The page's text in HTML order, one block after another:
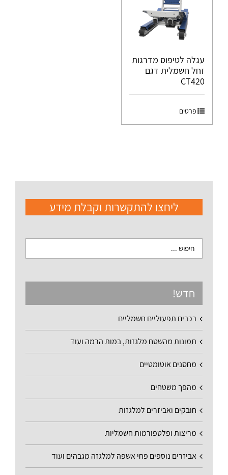
עגלה לטיפוס מדרגות
זחל חשמלית דגם
CT420
פרטים
ליחצו להתקשרות וקבלת מידע
חדש!
רכבים תפעוליים חשמליים
תמונות מהשטח מלגזות, במות הרמה ועוד
מחסנים אוטומטיים
מהפך משטחים
חובקים ואביזרים למלגזות
מריצות ופלטפורמות חשמליות
אביזרים נוספים פחי אשפה למלגזה מגבהים ועוד